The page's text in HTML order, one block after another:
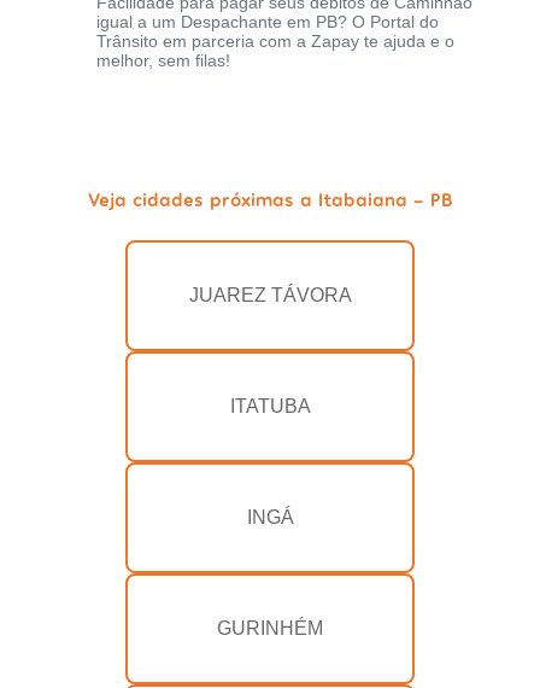
igual a um Despachante em PB? O Portal do
Trânsito em parceria com a Zapay te ajuda e o
melhor, sem filas!
Veja cidades próximas a Itabaiana - PB
JUAREZ TÁVORA
ITATUBA
INGÁ
GURINHÉM